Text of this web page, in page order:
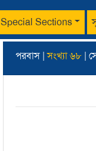
Special Sections
পরবাস |সংখ্যা ৬৮ |